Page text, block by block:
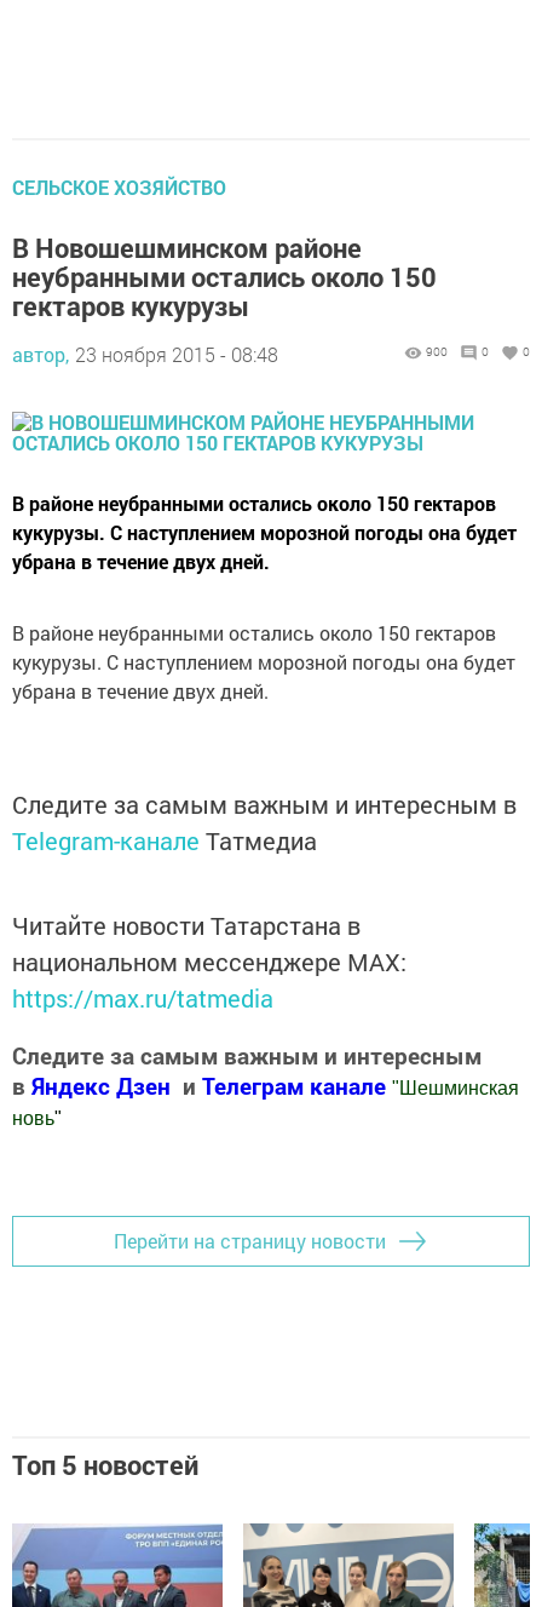
СЕЛЬСКОЕ ХОЗЯЙСТВО
В Новошешминском районе
неубранными остались около 150
гектаров кукурузы
автор, 23 ноября 2015 - 08:48 900 0 0
В районе неубранными остались около 150 гектаров
кукурузы. С наступлением морозной погоды она будет
убрана в течение двух дней.
В районе неубранными остались около 150 гектаров
кукурузы. С наступлением морозной погоды она будет
убрана в течение двух дней.
Следите за самым важным и интересным в
Telegram-канале Татмедиа
Читайте новости Татарстана в
национальном мессенджере MАХ:
https://max.ru/tatmedia
Следите за самым важным и интересным
в Яндекс Дзен и Телеграм канале " Шешминская
новь"
Перейти на страницу новости
Топ 5 новостей